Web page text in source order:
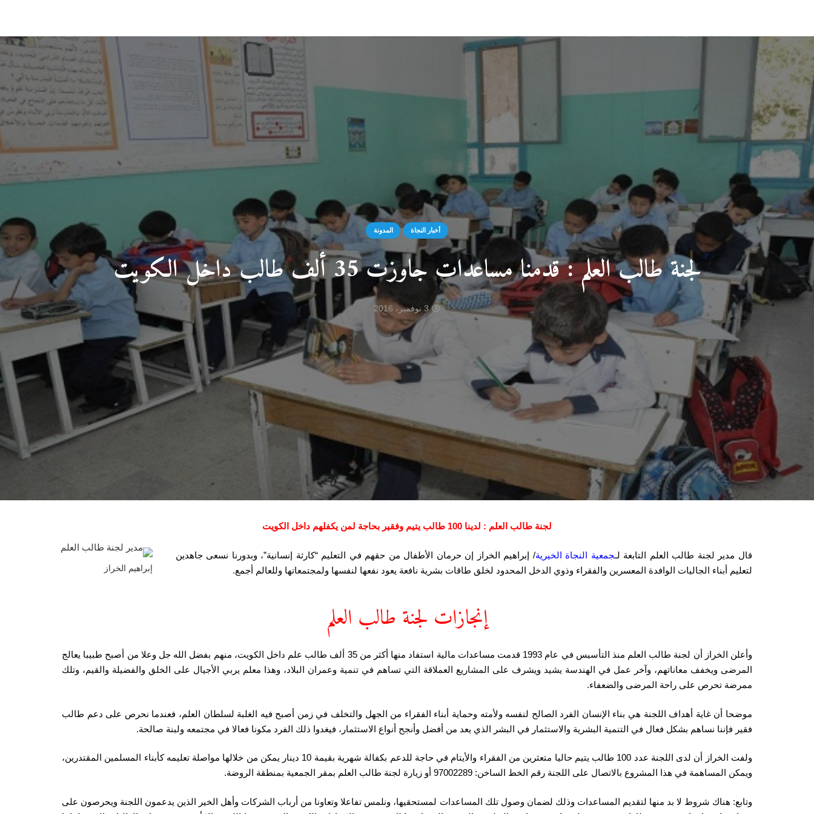
أخبار النجاة المدونة
لجنة طالب العلم : قدمنا مساعدات جاوزت 35 ألف طالب داخل الكويت
3 نوفمبر، 2016
لجنة طالب العلم : لدينا 100 طالب يتيم وفقير بحاجة لمن يكفلهم داخل الكويت
إبراهيم الخراز
قال مدير لجنة طالب العلم التابعة لـجمعية النجاة الخيرية/ إبراهيم الخراز إن حرمان الأطفال من حقهم في التعليم “كارثة إنسانية”، وبدورنا نسعى جاهدين
لتعليم أبناء الجاليات الوافدة المعسرين والفقراء وذوي الدخل المحدود لخلق طاقات بشرية نافعة يعود نفعها لنفسها ولمجتمعاتها وللعالم أجمع.
إنجازات لجنة طالب العلم
وأعلن الخراز أن لجنة طالب العلم منذ التأسيس في عام 1993 قدمت مساعدات مالية استفاد منها أكثر من 35 ألف طالب علم داخل الكويت، منهم بفضل الله جل وعلا من أصبح طبيبا يعالج
المرضى ويخفف معاناتهم، وآخر عمل في الهندسة يشيد ويشرف على المشاريع العملاقة التي تساهم في تنمية وعمران البلاد، وهذا معلم يربي الأجيال على الخلق والفضيلة والقيم، وتلك
ممرضة تحرص على راحة المرضى والضعفاء.
موضحا أن غاية أهداف اللجنة هي بناء الإنسان الفرد الصالح لنفسه ولأمته وحماية أبناء الفقراء من الجهل والتخلف في زمن أصبح فيه الغلبة لسلطان العلم، فعندما نحرص على دعم طالب
فقير فإننا نساهم بشكل فعال في التنمية البشرية والاستثمار في البشر الذي يعد من أفضل وأنجح أنواع الاستثمار، فيغدوا ذلك الفرد مكونا فعالا في مجتمعه ولبنة صالحة.
ولفت الخراز أن لدى اللجنة عدد 100 طالب يتيم حاليا متعثرين من الفقراء والأيتام في حاجة للدعم بكفالة شهرية بقيمة 10 دينار يمكن من خلالها مواصلة تعليمه كأبناء المسلمين المقتدرين،
ويمكن المساهمة في هذا المشروع بالاتصال على اللجنة رقم الخط الساخن: 97002289 أو زيارة لجنة طالب العلم بمقر الجمعية بمنطقة الروضة.
وتابع: هناك شروط لا بد منها لتقديم المساعدات وذلك لضمان وصول تلك المساعدات لمستحقيها، ونلمس تفاعلا وتعاونا من أرباب الشركات وأهل الخير الذين يدعمون اللجنة ويحرصون على